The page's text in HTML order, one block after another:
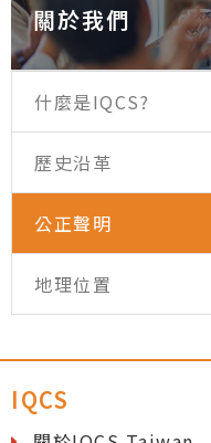
關於我們
什麼是IQCS?
歷史沿革
公正聲明
地理位置
IQCS